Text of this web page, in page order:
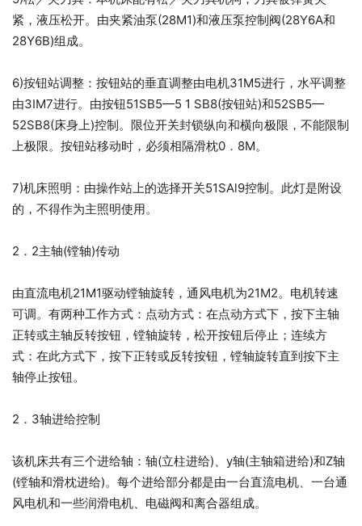
紧，液压松开。由夹紧油泵(28M1)和液压泵控制阀(28Y6A和
28Y6B)组成。
6)按钮站调整：按钮站的垂直调整由电机31M5进行，水平调整
由3IM7进行。由按钮51SB5—5 1 SB8(按钮站)和52SB5—
52SB8(床身上)控制。限位开关封锁纵向和横向极限，不能限制
上极限。按钮站移动时，必须相隔滑枕0．8M。
7)机床照明：由操作站上的选择开关51SAl9控制。此灯是附设
的，不得作为主照明使用。
2．2主轴(镗轴)传动
由直流电机21M1驱动镗轴旋转，通风电机为21M2。电机转速
可调。有两种工作方式：点动方式：在点动方式下，按下主轴
正转或主轴反转按钮，镗轴旋转，松开按钮后停止；连续方
式：在此方式下，按下正转或反转按钮，镗轴旋转直到按下主
轴停止按钮。
2．3轴进给控制
该机床共有三个进给轴：轴(立柱进给)、y轴(主轴箱进给)和Z轴
(镗轴和滑枕进给)。每个进给部分都是由一台直流电机、一台通
风电机和一些润滑电机、电磁阀和离合器组成。